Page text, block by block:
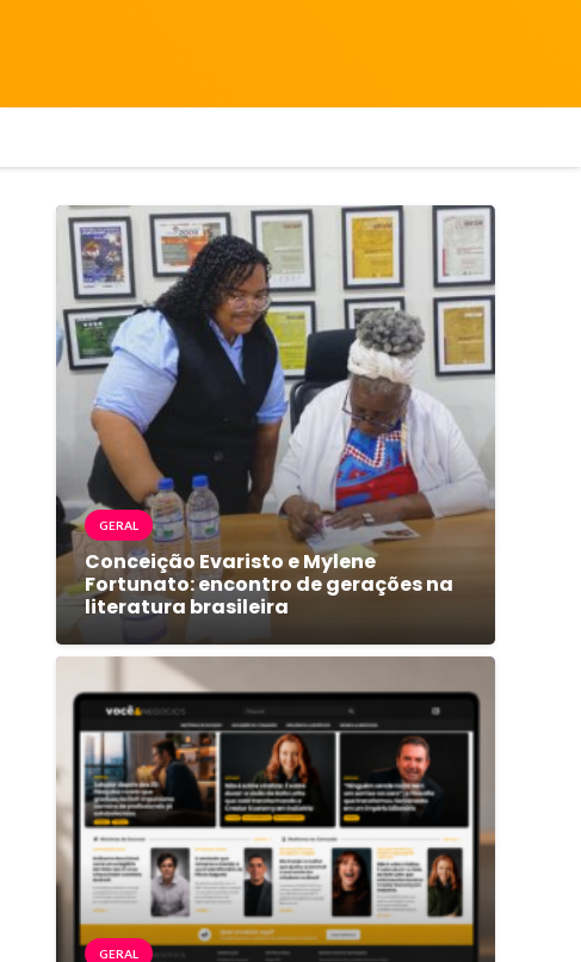
GERAL
Conceição Evaristo e Mylene
Fortunato: encontro de gerações na
literatura brasileira
GERAL